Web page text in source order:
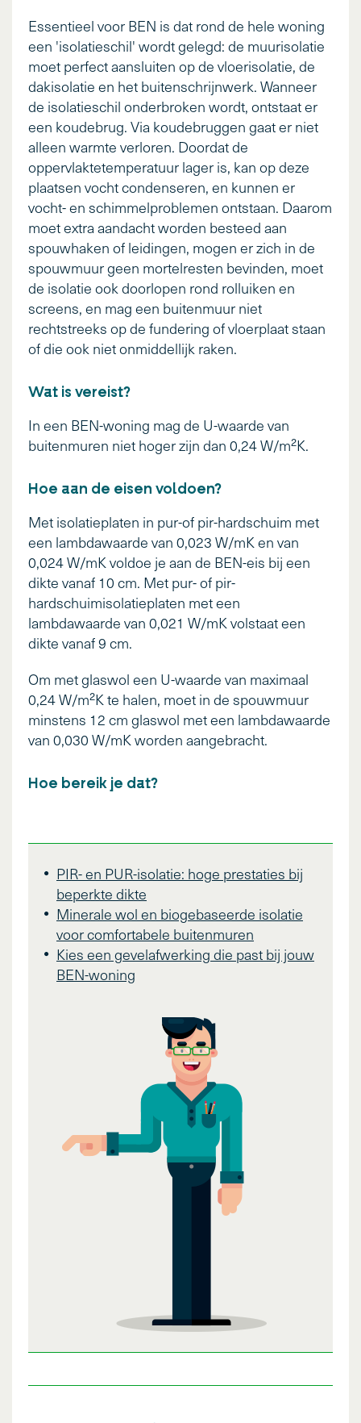
Essentieel voor BEN is dat rond de hele woning
een 'isolatieschil' wordt gelegd: de muurisolatie
moet perfect aansluiten op de vloerisolatie, de
dakisolatie en het buitenschrijnwerk. Wanneer
de isolatieschil onderbroken wordt, ontstaat er
een koudebrug. Via koudebruggen gaat er niet
alleen warmte verloren. Doordat de
oppervlaktetemperatuur lager is, kan op deze
plaatsen vocht condenseren, en kunnen er
vocht- en schimmelproblemen ontstaan. Daarom
moet extra aandacht worden besteed aan
spouwhaken of leidingen, mogen er zich in de
spouwmuur geen mortelresten bevinden, moet
de isolatie ook doorlopen rond rolluiken en
screens, en mag een buitenmuur niet
rechtstreeks op de fundering of vloerplaat staan
of die ook niet onmiddellijk raken.
Wat is vereist?
In een BEN-woning mag de U-waarde van
buitenmuren niet hoger zijn dan 0,24 W/m²K.
Hoe aan de eisen voldoen?
Met isolatieplaten in pur-of pir-hardschuim met
een lambdawaarde van 0,023 W/mK en van
0,024 W/mK voldoe je aan de BEN-eis bij een
dikte vanaf 10 cm. Met pur- of pir-
hardschuimisolatieplaten met een
lambdawaarde van 0,021 W/mK volstaat een
dikte vanaf 9 cm.
Om met glaswol een U-waarde van maximaal
0,24 W/m²K te halen, moet in de spouwmuur
minstens 12 cm glaswol met een lambdawaarde
van 0,030 W/mK worden aangebracht.
Hoe bereik je dat?
PIR- en PUR-isolatie: hoge prestaties bij
beperkte dikte
Minerale wol en biogebaseerde isolatie
voor comfortabele buitenmuren
Kies een gevelafwerking die past bij jouw
BEN-woning